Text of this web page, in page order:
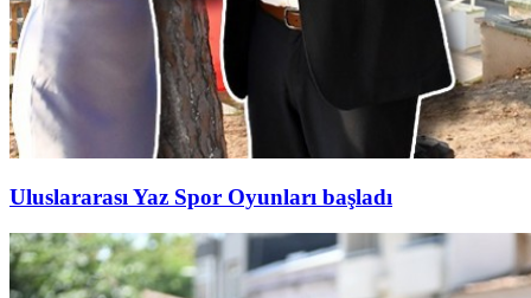
Uluslararası Yaz Spor Oyunları başladı